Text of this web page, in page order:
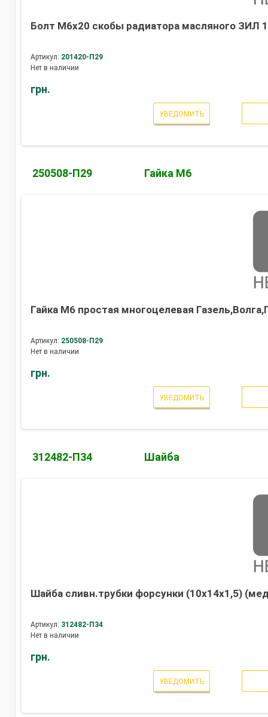
Болт М6х20 скобы радиатора масляного ЗИЛ
Артикул: 201420-П29
Нет в наличии
грн.
УВЕДОМИТЬ
250508-П29 Гайка М6
Гайка М6 простая многоцелевая
Артикул: 250508-П29
Нет в наличии
грн.
УВЕДОМИТЬ
312482-П34 Шайба
Шайба сливн.трубки форсунки (10х14х1,5)
Артикул: 312482-П34
Нет в наличии
грн.
УВЕДОМИТЬ